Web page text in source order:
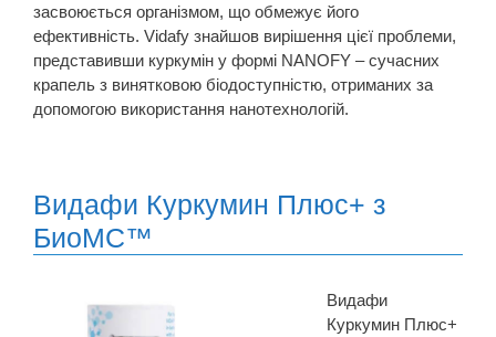
засвоюється організмом, що обмежує його
ефективність. Vidafy знайшов вирішення цієї проблеми,
представивши куркумін у формі NANOFY – сучасних
крапель з винятковою біодоступністю, отриманих за
допомогою використання нанотехнологій.
Видафи Куркумин Плюс+ з
БиоМС™
Видафи
Куркумин Плюс+